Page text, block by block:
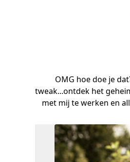
OMG hoe doe je
tweak...ontdek het
met mij te werken en